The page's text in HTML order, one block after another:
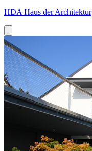
HDA Haus der Architektur